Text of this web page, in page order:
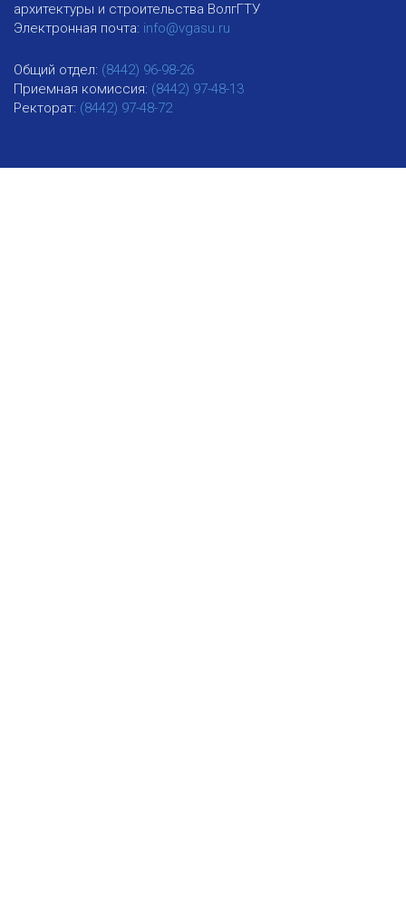
архитектуры и строительства ВолгГТУ
Электронная почта: info@vgasu.ru
Общий отдел: (8442) 96-98-26
Приемная комиссия: (8442) 97-48-13
Ректорат: (8442) 97-48-72